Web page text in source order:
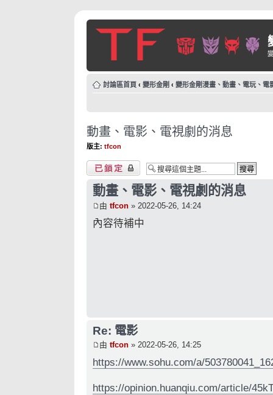
討論區首頁 ‹ 變形金剛 ‹ 變形金剛漫畫、動畫、電玩、電
動畫、電影、電視劇的消息
版主: tfcon
主題已鎖定
動畫、電影、電視劇的消息
由 tfcon » 2022-05-26, 14:24
內容待補中
Re: 電影
由 tfcon » 2022-05-26, 14:25
https://www.sohu.com/a/
https://opinion.huanqiu.com/article/